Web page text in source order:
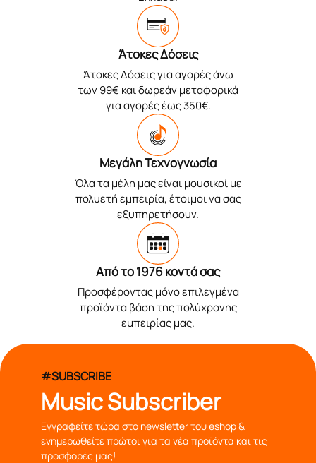
Άτοκες Δόσεις
Άτοκες Δόσεις για αγορές άνω
των 99€ και δωρεάν μεταφορικά
για αγορές έως 350€.
Μεγάλη Τεχνογνωσία
Όλα τα μέλη μας είναι μουσικοί με
πολυετή εμπειρία, έτοιμοι να σας
εξυπηρετήσουν.
Από το 1976 κοντά σας
Προσφέροντας μόνο επιλεγμένα
προϊόντα βάση της πολύχρονης
εμπειρίας μας.
#SUBSCRIBE
Music Subscriber
Εγγραφείτε τώρα στο newsletter του eshop &
ενημερωθείτε πρώτοι για τα νέα προϊόντα και τις
προσφορές μας!